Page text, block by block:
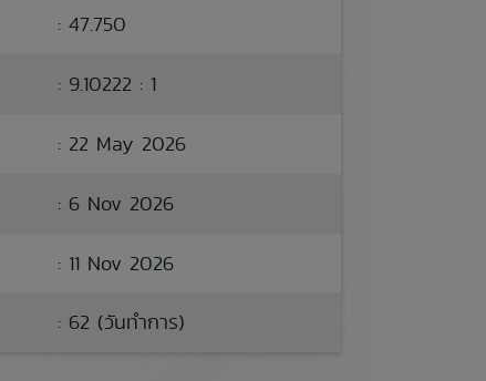
: 47.750
: 9.10222 : 1
: 22 May 2026
: 6 Nov 2026
: 11 Nov 2026
: 62 (วันทำการ)